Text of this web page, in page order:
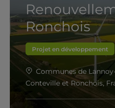
Ronchois
Projet en développement
Communes de
Conteville et Ronchois,